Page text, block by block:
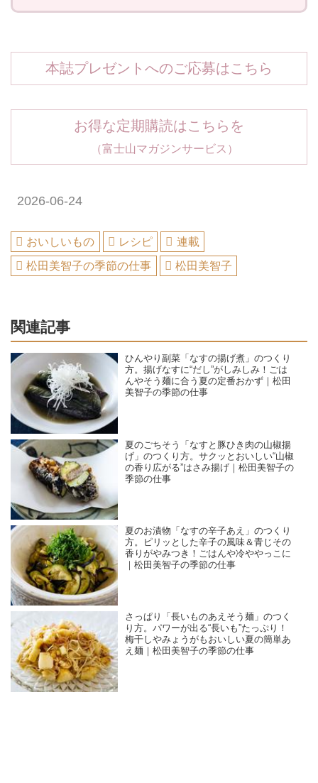
本誌プレゼントへのご応募はこちら
お得な定期購読はこちらを
（富士山マガジンサービス）
2026-06-24
おいしいもの レシピ
連載
松田美智子の季節の仕事
松田美智子
関連記事
ひんやり副菜「なすの揚げ煮」のつくり
方。揚げなすに“だし”がしみしみ！ごは
んやそう麺に合う夏の定番おかず｜松田
美智子の季節の仕事
夏のごちそう「なすと豚ひき肉の山椒揚
げ」のつくり方。サクッとおいしい“山椒
の香り広がる”はさみ揚げ｜松田美智子の
季節の仕事
夏のお漬物「なすの辛子あえ」のつくり
方。ピリッとした辛子の風味＆青じその
香りがやみつき！ごはんや冷ややっこに
｜松田美智子の季節の仕事
さっぱり「長いものあえそう麺」のつく
り方。パワーが出る“長いも”たっぷり！
梅干しやみょうがもおいしい夏の簡単あ
え麺｜松田美智子の季節の仕事